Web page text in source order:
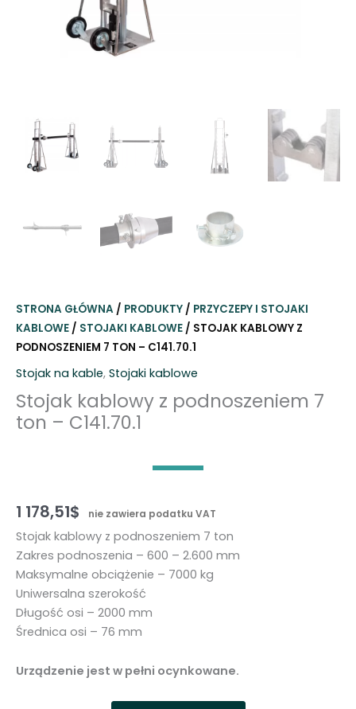
STRONA GŁÓWNA / PRODUKTY / PRZYCZEPY I STOJAKI
KABLOWE / STOJAKI KABLOWE / STOJAK KABLOWY Z
PODNOSZENIEM 7 TON – C141.70.1
Stojak na kable, Stojaki kablowe
Stojak kablowy z podnoszeniem 7
ton – C141.70.1
1 178,51$ nie zawiera podatku VAT
Stojak kablowy z podnoszeniem 7 ton
Zakres podnoszenia – 600 – 2.600 mm
Maksymalne obciążenie – 7000 kg
Uniwersalna szerokość
Długość osi – 2000 mm
Średnica osi – 76 mm
Urządzenie jest w pełni ocynkowane.